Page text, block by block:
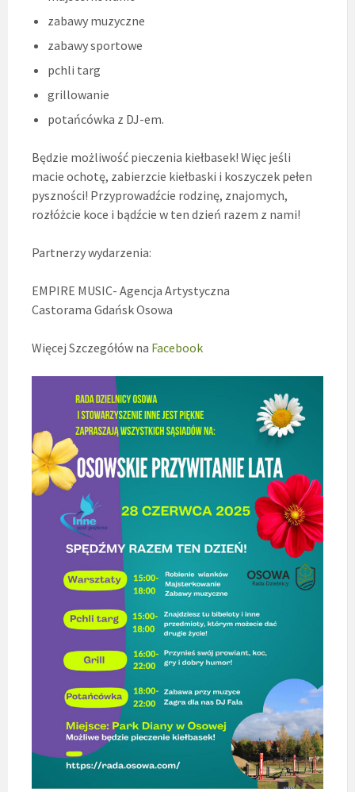
zabawy muzyczne
zabawy sportowe
pchli targ
grillowanie
potańcówka z DJ-em.
Będzie możliwość pieczenia kiełbasek! Więc jeśli
macie ochotę, zabierzcie kiełbaski i koszyczek pełen
pyszności! Przyprowadźcie rodzinę, znajomych,
rozłóżcie koce i bądźcie w ten dzień razem z nami!
Partnerzy wydarzenia:
EMPIRE MUSIC- Agencja Artystyczna
Castorama Gdańsk Osowa
Więcej Szczegółów na Facebook